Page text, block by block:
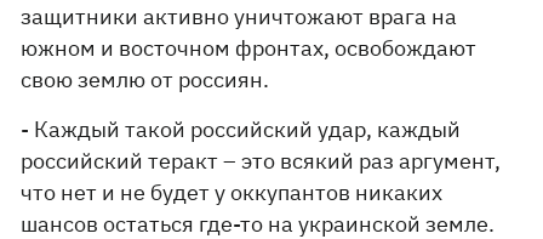
защитники активно уничтожают врага на
южном и восточном фронтах, освобождают
свою землю от россиян.
- Каждый такой российский удар, каждый
российский теракт – это всякий раз аргумент,
что нет и не будет у оккупантов никаких
шансов остаться где-то на украинской земле.